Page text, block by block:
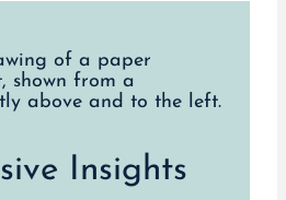
Insights